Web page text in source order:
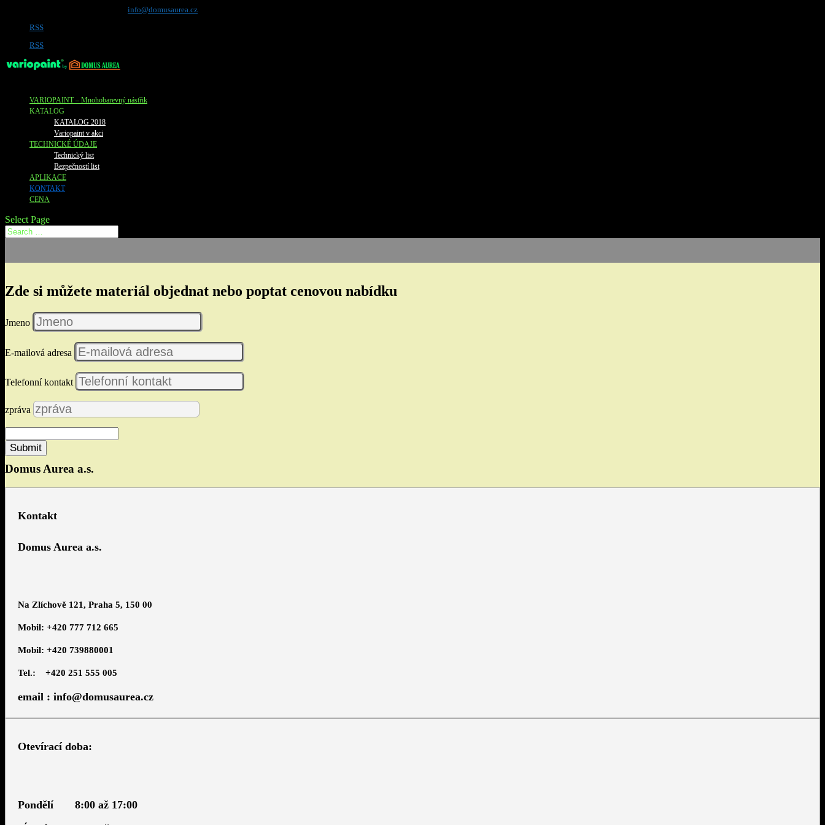
info@domusaurea.cz
RSS
RSS
VARIOPAINT – Mnohobarevný nástřik
KATALOG
KATALOG 2018
Variopaint v akci
TECHNICKÉ ÚDAJE
Technický list
Bezpečností list
APLIKACE
KONTAKT
CENA
Select Page
Zde si můžete materiál objednat nebo poptat cenovou nabídku
Jmeno
E-mailová adresa
Telefonní kontakt
zpráva
Submit
Domus Aurea a.s.
Kontakt
Domus Aurea a.s.
Na Zlíchově 121, Praha 5, 150 00
Mobil: +420 777 712 665
Mobil: +420 739880001
Tel.: +420 251 555 005
email : info@domusaurea.cz
Otevírací doba:
Pondělí 8:00 až 17:00